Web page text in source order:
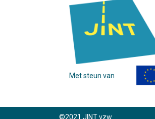
Met steun van
©2021 JINT vzw